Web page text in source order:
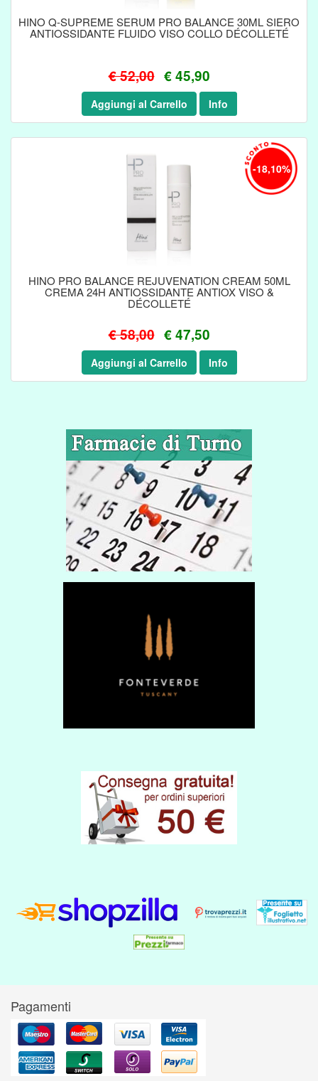
HINO Q-SUPREME SERUM PRO BALANCE 30ML SIERO
ANTIOSSIDANTE FLUIDO VISO COLLO DÉCOLLETÉ
€ 52,00 € 45,90
Aggiungi al Carrello Info
HINO PRO BALANCE REJUVENATION CREAM 50ML
CREMA 24H ANTIOSSIDANTE ANTIOX VISO &
DÉCOLLETÉ
€ 58,00 € 47,50
Aggiungi al Carrello Info
-18,10%
Pagamenti